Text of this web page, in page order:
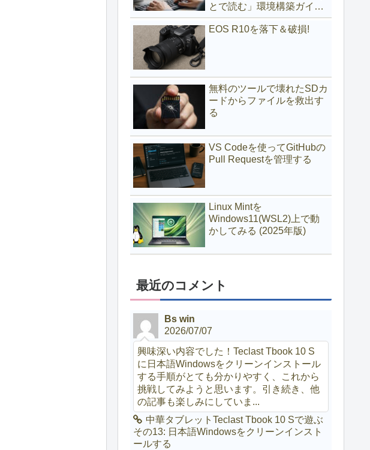
とで読む」環境構築ガイド
(サブドメイン編)
EOS R10を落下＆破損!
無料のツールで壊れたSDカ
ードからファイルを救出す
る
VS Codeを使ってGitHubの
Pull Requestを管理する
Linux Mintを
Windows11(WSL2)上で動
かしてみる (2025年版)
最近のコメント
Bs win
2026/07/07
興味深い内容でした！Teclast Tbook 10 S
に日本語Windowsをクリーンインストール
する手順がとても分かりやすく、これから
挑戦してみようと思います。引き続き、他
の記事も楽しみにしていま...
中華タブレットTeclast Tbook 10 Sで遊ぶ
その13: 日本語Windowsをクリーンインスト
ールする